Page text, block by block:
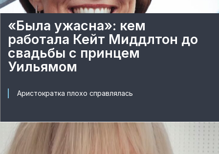
«Была ужасна»: кем
работала Кейт Миддлтон до
свадьбы с принцем
Уильямом
Аристократка плохо справлялась